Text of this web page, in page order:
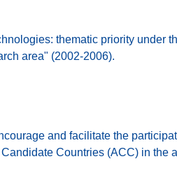
thematic priority under
area" (2002-2006).
and facilitate the
Countries (ACC) in the